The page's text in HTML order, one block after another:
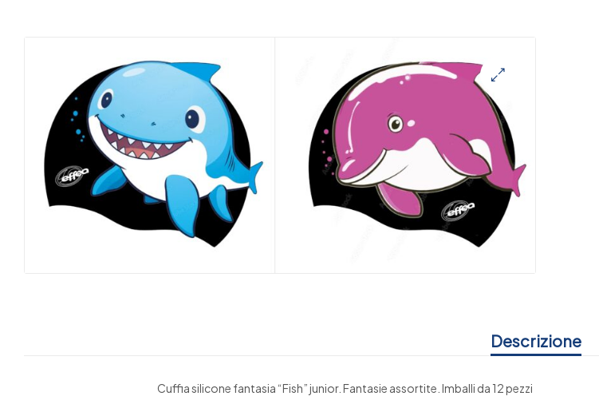
🔍
Descrizione
Cuffia silicone fantasia “Fish” junior. Fantasie assortite. Imballi da 12 pezzi